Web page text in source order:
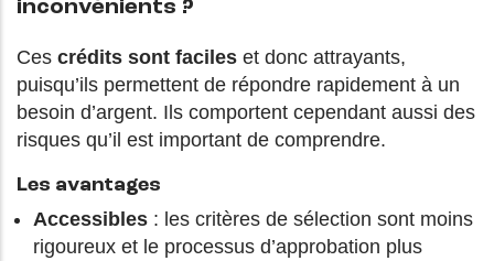
inconvénients ?
Ces crédits sont faciles et donc attrayants,
puisqu’ils permettent de répondre rapidement à un
besoin d’argent. Ils comportent cependant aussi des
risques qu’il est important de comprendre.
Les avantages
Accessibles : les critères de sélection sont moins
rigoureux et le processus d’approbation plus